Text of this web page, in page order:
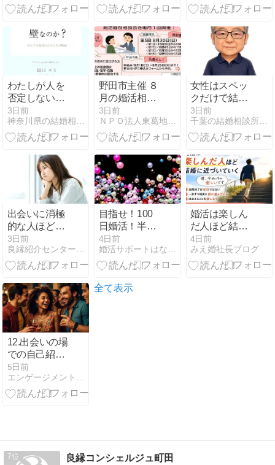
用を徹底解説
認したいポイ
歳の出会い
りを決める前
いこと@三重
わたしが人を
否定しない理
由
3日前
神奈川県の結婚相談所☆マリアージュ.com
野田市主催 ８
月の婚活相談
会申込状況／
「当法人オリ
ジナル婚活イ
いて
3日前
ＮＰＯ法人東葛地区婚活支援ネットワーク
女性はスペッ
クだけで結婚
を決めている
わけではない
《婚活男性の
ーズ⑪》
3日前
千葉の結婚相談所「アシストワン船橋」サトウから！
出会いに消極
的な人ほど結
婚相談所がお
すすめ
3日前
良縁紹介センター@香川県の結婚相談所−仲人ブログ
目指せ！100
日婚活！半年
後のあなた
は？
4日前
婚活サポートはなみずき 北九州・福岡の結婚相談所
婚活は楽しん
だ人ほど結婚
に近づいてい
く理由@三重
県
4日前
みえ婚社長ブログ
12.出会いの場
での自己紹介
のコツ〓
5日前
エンゲージメント・ジャーニー
全て表示
7 良縁コンシェルジュ町田